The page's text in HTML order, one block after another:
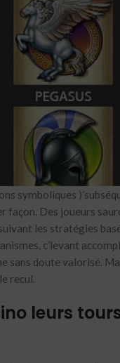
symboliques
façon. Des joueurs
les stratégies
c’levant
sans doute valorisé.
recul.
leurs